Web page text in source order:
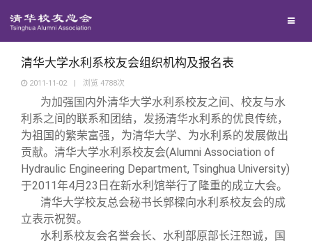
地区联络
年级联络
院系校友工作
专业委员会
兴趣群体
回馈母校
捐赠项目
捐赠新闻
捐赠纪事
捐赠方法
媒体平台
《清华校友通讯》
《水木清华》
我要订阅
百年清华
清华人物
清华故事
校友服务
终身学习
校友总会
清华大学水利系校友会组织机构及报名表
2011-11-02 | 浏览 4788次
为加强国内外清华大学水利系校友之间、校友与水
利系之间的联系和团结，发扬清华水利系的优良传统，
为祖国的繁荣富强，为清华大学、为水利系的发展做出
贡献。清华大学水利系校友会(Alumni Association of
Hydraulic Engineering Department, Tsinghua University)
于2011年4月23日在新水利馆举行了隆重的成立大会。
清华大学校友总会秘书长郭樑向水利系校友会的成
立表示祝贺。
水利系校友会名誉会长、水利部原部长汪恕诚，国